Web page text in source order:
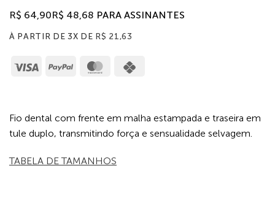
R$ 64,90R$ 48,68 PARA ASSINANTES
À PARTIR DE 3X DE R$ 21,63
Visa PayPal MasterCard
Fio dental com frente em malha estampada e traseira em
tule duplo, transmitindo força e sensualidade selvagem.
TABELA DE TAMANHOS